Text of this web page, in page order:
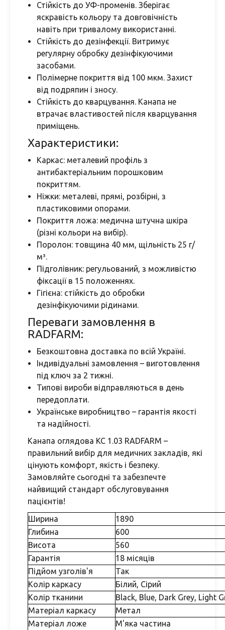
Стійкість до УФ-променів. Зберігає
яскравість кольору та довговічність
навіть при тривалому використанні.
Стійкість до дезінфекції. Витримує
регулярну обробку дезінфікуючими
засобами.
Полімерне покриття від 100 мкм. Захист
від подряпин і зносу.
Стійкість до кварцування. Канапа не
втрачає властивостей після кварцування
приміщень.
Характеристики:
Каркас: металевий профіль з
антибактеріальним порошковим
покриттям.
Ніжки: металеві, прямі, розбірні, з
пластиковими опорами.
Покриття ложа: медична штучна шкіра
(різні кольори на вибір).
Поролон: товщина 40 мм, щільність 25 г/
м³.
Підголівник: регульований, з можливістю
фіксації в 15 положеннях.
Гігієна: стійкість до обробки
дезінфікуючими рідинами.
Переваги замовлення в
RADFARM:
Безкоштовна доставка по всій Україні.
Індивідуальні замовлення – виготовлення
під ключ за 2 тижні.
Типові вироби відправляються в день
передоплати.
Українське виробництво – гарантія якості
та надійності.
Канапа оглядова КС 1.03 RADFARM –
правильний вибір для медичних закладів, які
цінують комфорт, якість і безпеку.
Замовляйте сьогодні та забезпечте
найвищий стандарт обслуговування
пацієнтів!
Ширина
1890
Глибина
600
Висота
560
Гарантія
18 місяців
Підйом узголів'я
Так
Колір каркасу
Білий, Сірий
Колір тканини
Black, Blue, Dark Grey, Light
Матеріал каркасу
Метал
Матеріал ложе
М'яка частина